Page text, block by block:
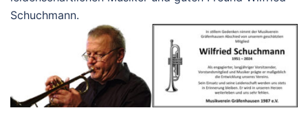
Schuchmann.